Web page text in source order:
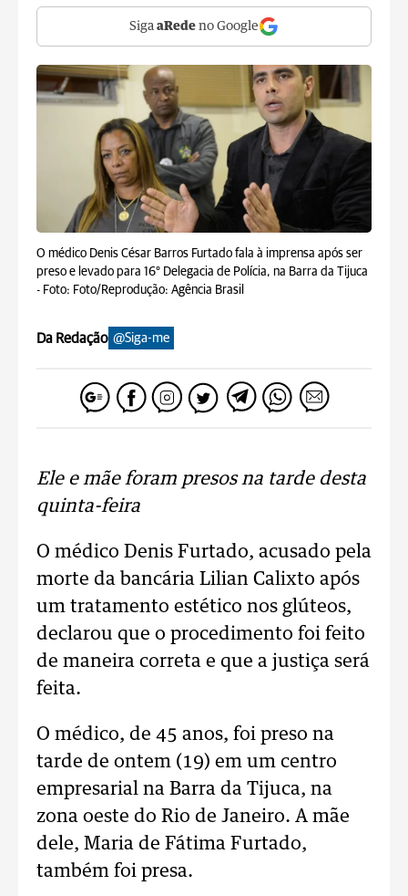
Siga aRede no Google
O médico Denis César Barros Furtado fala à imprensa após ser
preso e levado para 16° Delegacia de Polícia, na Barra da Tijuca
- Foto: Foto/Reprodução: Agência Brasil
Da Redação @Siga-me
Ele e mãe foram presos na tarde desta
quinta-feira
O médico Denis Furtado, acusado pela
morte da bancária Lilian Calixto após
um tratamento estético nos glúteos,
declarou que o procedimento foi feito
de maneira correta e que a justiça será
feita.
O médico, de 45 anos, foi preso na
tarde de ontem (19) em um centro
empresarial na Barra da Tijuca, na
zona oeste do Rio de Janeiro. A mãe
dele, Maria de Fátima Furtado,
também foi presa.